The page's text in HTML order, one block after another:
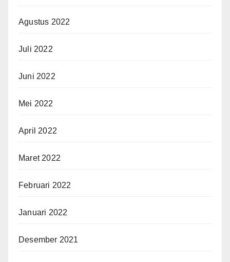
Agustus 2022
Juli 2022
Juni 2022
Mei 2022
April 2022
Maret 2022
Februari 2022
Januari 2022
Desember 2021